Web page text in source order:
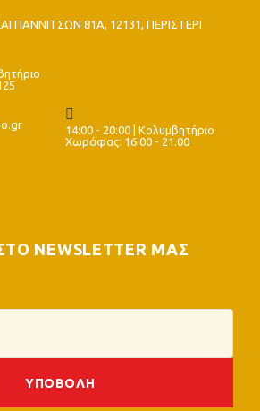
ΓΙΑΝΝΙΤΣΩΝ 81Α, 12131, ΠΕΡΙΣΤΕΡΙ
14:00 - 20:00 | Κολυμβητήριο
Χωράφας: 16.00 - 21.00
NEWSLETTER ΜΑΣ